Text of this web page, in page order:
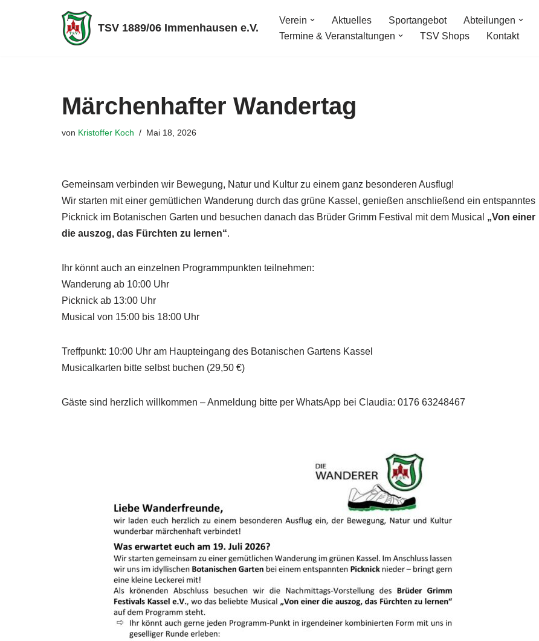
TSV 1889/06 Immenhausen e.V.
Verein Aktuelles Sportangebot Abteilungen
Termine & Veranstaltungen
TSV Shops Kontakt
Märchenhafter Wandertag
von Kristoffer Koch Mai 18, 2026
Gemeinsam verbinden wir Bewegung, Natur und Kultur zu einem ganz besonderen Ausflug!
Wir starten mit einer gemütlichen Wanderung durch das grüne Kassel, genießen anschließend ein entspanntes
Picknick im Botanischen Garten und besuchen danach das Brüder Grimm Festival mit dem Musical „Von einer
die auszog, das Fürchten zu lernen“.
Ihr könnt auch an einzelnen Programmpunkten teilnehmen:
Wanderung ab 10:00 Uhr
Picknick ab 13:00 Uhr
Musical von 15:00 bis 18:00 Uhr
Treffpunkt: 10:00 Uhr am Haupteingang des Botanischen Gartens Kassel
Musicalkarten bitte selbst buchen (29,50 €)
Gäste sind herzlich willkommen – Anmeldung bitte per WhatsApp bei Claudia: 0176 63248467